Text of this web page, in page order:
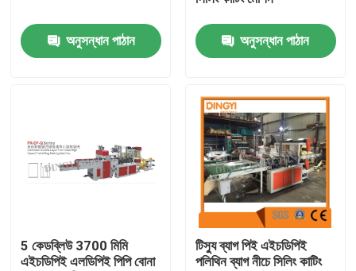
যোগাযোগ করুন
ফিল্ম ব্লো মেশিন
LDPE ব্লোন ফিল্ম মেশিন
অনুসন্ধান পাঠান অনুসন্ধান পাঠান
5 কেডব্লিউ 3700 মিমি
এইচডিপিই এলডিপিই পিপি বোনা
টিস্যু ব্যাগ পিই এইচডিপিই
পলিথিন ব্যাগ নীচে সিলিং কাটিং